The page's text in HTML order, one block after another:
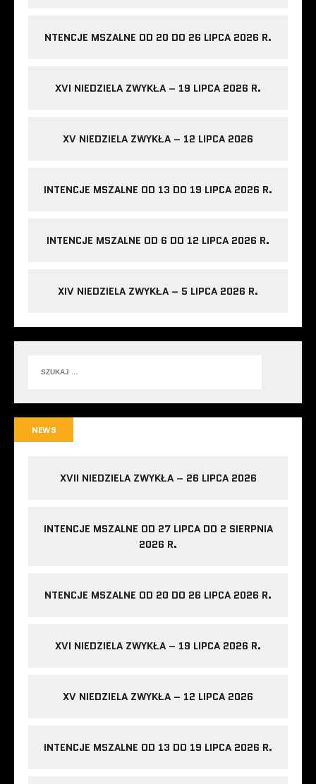
NTENCJE MSZALNE OD 20 DO 26 LIPCA 2026 R.
XVI NIEDZIELA ZWYKŁA – 19 LIPCA 2026 R.
XV NIEDZIELA ZWYKŁA – 12 LIPCA 2026
INTENCJE MSZALNE OD 13 DO 19 LIPCA 2026 R.
INTENCJE MSZALNE OD 6 DO 12 LIPCA 2026 R.
XIV NIEDZIELA ZWYKŁA – 5 LIPCA 2026 R.
NEWS
XVII NIEDZIELA ZWYKŁA – 26 LIPCA 2026
INTENCJE MSZALNE OD 27 LIPCA DO 2 SIERPNIA
2026 R.
NTENCJE MSZALNE OD 20 DO 26 LIPCA 2026 R.
XVI NIEDZIELA ZWYKŁA – 19 LIPCA 2026 R.
XV NIEDZIELA ZWYKŁA – 12 LIPCA 2026
INTENCJE MSZALNE OD 13 DO 19 LIPCA 2026 R.